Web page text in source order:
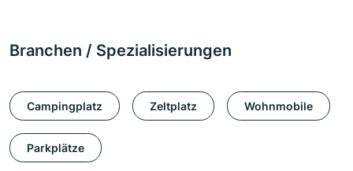
Branchen / Spezialisierungen
Campingplatz Zeltplatz Wohnmobile
Parkplätze